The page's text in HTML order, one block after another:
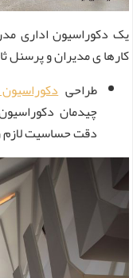
یک دکوراسیون اداری
کارها ی مدیران و پرسنل
طراحی
چیدمان
دقت حساسیت لازم